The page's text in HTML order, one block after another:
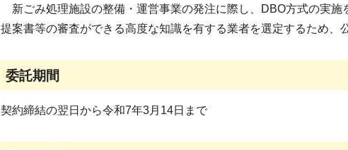
新ごみ処理施設の整備・運営事業の発注に際し、DBO方式の実
提案書等の審査ができる高度な知識を有する業者を選定するため、
委託期間
契約締結の翌日から令和7年3月14日まで